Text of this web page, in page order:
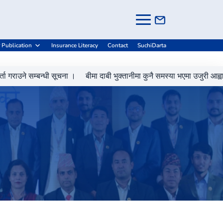
Publication Insurance Literacy Contact SuchiDarta
सम्बन्धी सूचना । बीमा दाबी भुक्तानीमा कुनै समस्या भएमा उजुरी